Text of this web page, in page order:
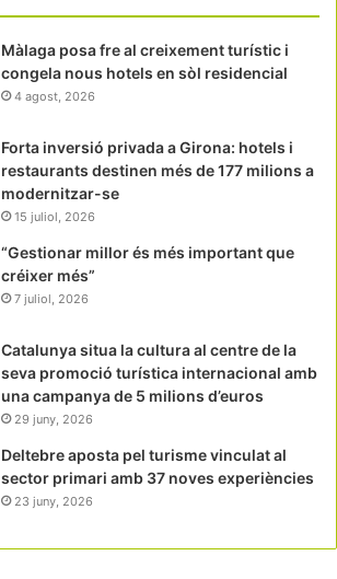
Màlaga posa fre al creixement turístic i
congela nous hotels en sòl residencial
4 agost, 2026
Forta inversió privada a Girona: hotels i
restaurants destinen més de 177 milions a
modernitzar-se
15 juliol, 2026
“Gestionar millor és més important que
créixer més”
7 juliol, 2026
Catalunya situa la cultura al centre de la
seva promoció turística internacional amb
una campanya de 5 milions d’euros
29 juny, 2026
Deltebre aposta pel turisme vinculat al
sector primari amb 37 noves experiències
23 juny, 2026